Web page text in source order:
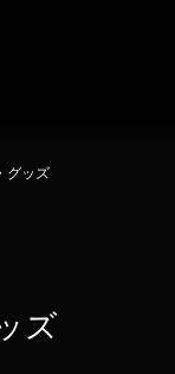
グッズ
ズ